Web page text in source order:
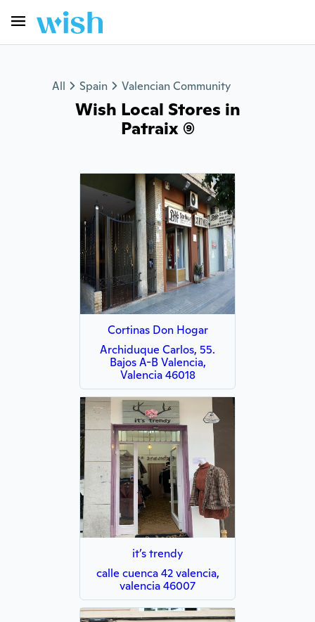
All Spain Valencian Community
Wish Local Stores in
Patraix (9)
Cortinas Don Hogar
Archiduque Carlos, 55.
Bajos A-B Valencia,
Valencia 46018
it’s trendy
calle cuenca 42 valencia,
valencia 46007